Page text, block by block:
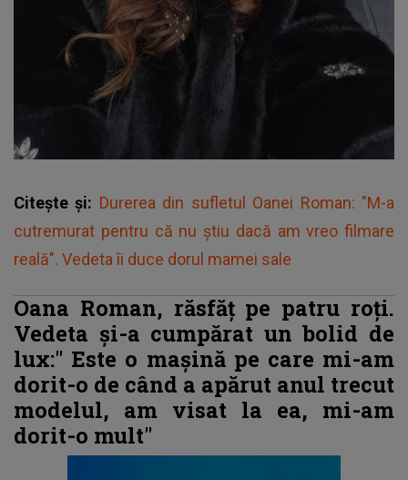
Citește și: Durerea din sufletul Oanei Roman: "M-a
cutremurat pentru că nu știu dacă am vreo filmare
reală". Vedeta îi duce dorul mamei sale
Oana Roman, răsfăț pe patru roți.
Vedeta și-a cumpărat un bolid de
lux:" Este o mașină pe care mi-am
dorit-o de când a apărut anul trecut
modelul, am visat la ea, mi-am
dorit-o mult"